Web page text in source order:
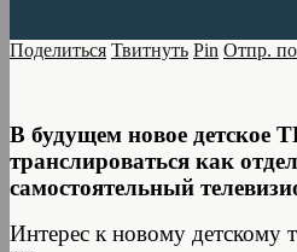
Поделиться Твитнуть Pin Отпр.
В будущем новое детское
транслироваться как
самостоятельный
Интерес к новому